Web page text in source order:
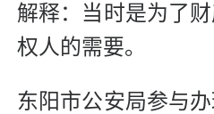
解释：当时是为了
权人的需要。
东阳市公安局参与